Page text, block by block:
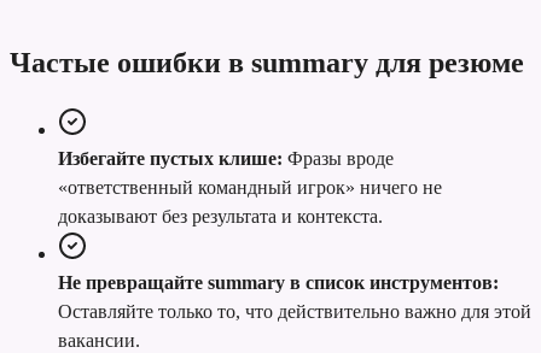
Частые ошибки в summary для резюме
Избегайте пустых клише: Фразы вроде
«ответственный командный игрок» ничего не
доказывают без результата и контекста.
Не превращайте summary в список инструментов:
Оставляйте только то, что действительно важно для этой
вакансии.